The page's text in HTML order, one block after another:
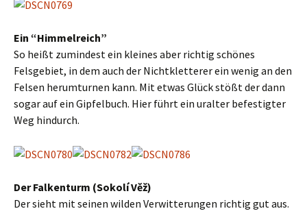
Ein “Himmelreich”
So heißt zumindest ein kleines aber richtig schönes
Felsgebiet, in dem auch der Nichtkletterer ein wenig an den
Felsen herumturnen kann. Mit etwas Glück stößt der dann
sogar auf ein Gipfelbuch. Hier führt ein uralter befestigter
Weg hindurch.
Der Falkenturm (Sokolí Věž)
Der sieht mit seinen wilden Verwitterungen richtig gut aus.